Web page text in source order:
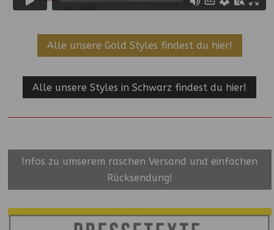
Alle unsere Gold Styles findest du hier!
Alle unsere Styles in Schwarz findest du hier!
Infos zu umserem raschen Versand und einfachen
Rücksendung!